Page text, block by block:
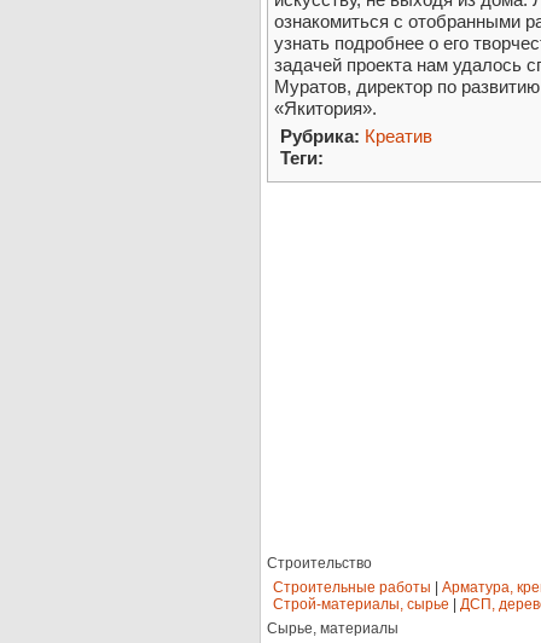
ознакомиться с отобранными
узнать подробнее о его
задачей проекта нам удалось
Муратов, директор по
«Якитория».
Рубрика: Креатив
Теги:
Строительство
Строительные работы
Арматура,
Строй-материалы, сырье
ДСП,
Сырье, материалы